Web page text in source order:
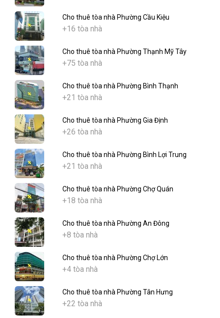
Cho thuê tòa nhà Phường Cầu Kiệu
+16 tòa nhà
Cho thuê tòa nhà Phường Thạnh Mỹ Tây
+75 tòa nhà
Cho thuê tòa nhà Phường Bình Thạnh
+21 tòa nhà
Cho thuê tòa nhà Phường Gia Định
+26 tòa nhà
Cho thuê tòa nhà Phường Bình Lợi Trung
+21 tòa nhà
Cho thuê tòa nhà Phường Chợ Quán
+18 tòa nhà
Cho thuê tòa nhà Phường An Đông
+8 tòa nhà
Cho thuê tòa nhà Phường Chợ Lớn
+4 tòa nhà
Cho thuê tòa nhà Phường Tân Hưng
+22 tòa nhà